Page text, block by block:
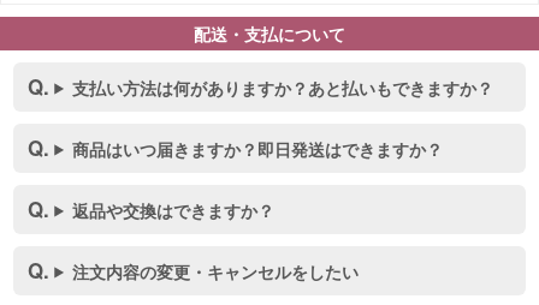
配送・支払について
支払い方法は何がありますか？あと払いもできますか？
商品はいつ届きますか？即日発送はできますか？
返品や交換はできますか？
注文内容の変更・キャンセルをしたい